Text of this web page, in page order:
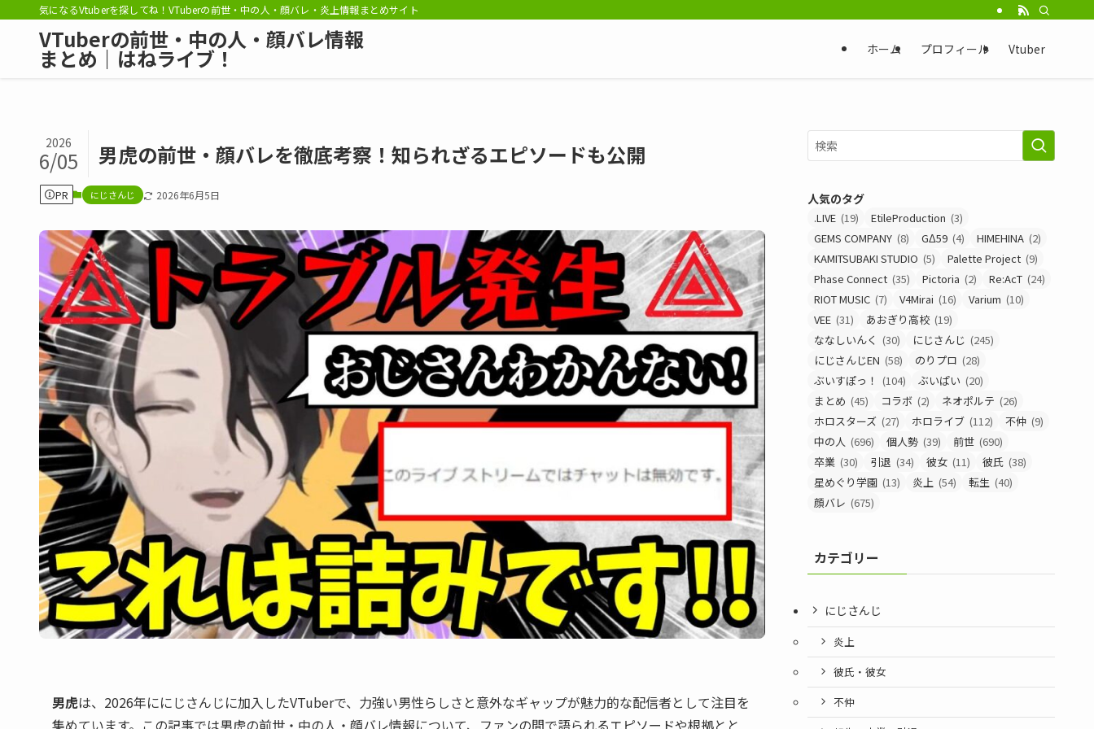
気になるVtuberを探してね！VTuberの前世・中の人・顔バレ・炎上情報まとめサイト
VTuberの前世・中の人・顔バレ情報
まとめ｜はねライブ！ ホーム プロフィール Vtuber
男虎の前世・顔バレを徹底考察！知られざるエピソードも公開
2026
6/05
PR にじさんじ 2026年6月5日
男虎は、2026年ににじさんじに加入したVTuberで、力強い男性らしさと意外なギャップが魅力的な配信者として注目を
集めています。この記事では男虎の前世・中の人・顔バレ情報について、ファンの間で語られるエピソードや根拠とと
人気のタグ
.LIVE (19) EtileProduction (3)
GEMS COMPANY (8) GΔ59 (4) HIMEHINA (2)
KAMITSUBAKI STUDIO (5) Palette Project (9)
Phase Connect (35) Pictoria (2) Re:AcT (24)
RIOT MUSIC (7) V4Mirai (16) Varium (10)
VEE (31) あおぎり高校 (19)
ななしいんく (30) にじさんじ (245)
にじさんじEN (58) のりプロ (28)
ぶいすぽっ！
(104) ぶいぱい (20)
まとめ (45) コラボ (2) ネオポルテ (26)
ホロスターズ (27) ホロライブ (112) 不仲 (9)
中の人 (696) 個人勢 (39) 前世 (690)
卒業 (30) 引退 (34) 彼女 (11) 彼氏 (38)
星めぐり学園 (13) 炎上 (54) 転生 (40)
顔バレ (675)
カテゴリー
にじさんじ
炎上
彼氏・彼女
不仲